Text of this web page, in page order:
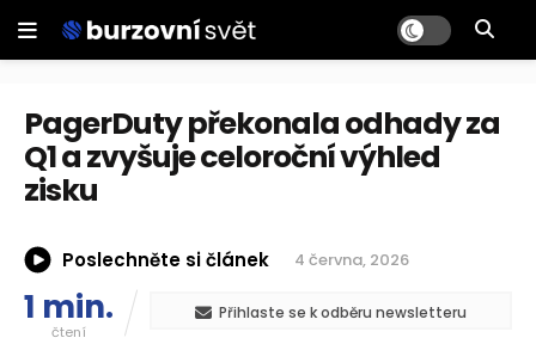
PagerDuty překonala odhady za
Q1 a zvyšuje celoroční výhled
zisku
Poslechněte si článek 4 června, 2026
1 min.
čtení
Přihlaste se k odběru newsletteru